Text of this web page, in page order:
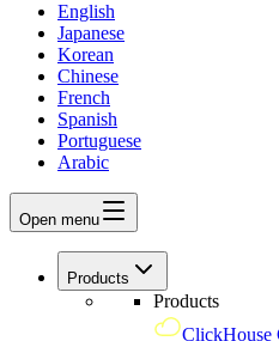
English
Japanese
Korean
Chinese
French
Spanish
Portuguese
Arabic
Open menu
Products
Products
ClickHouse